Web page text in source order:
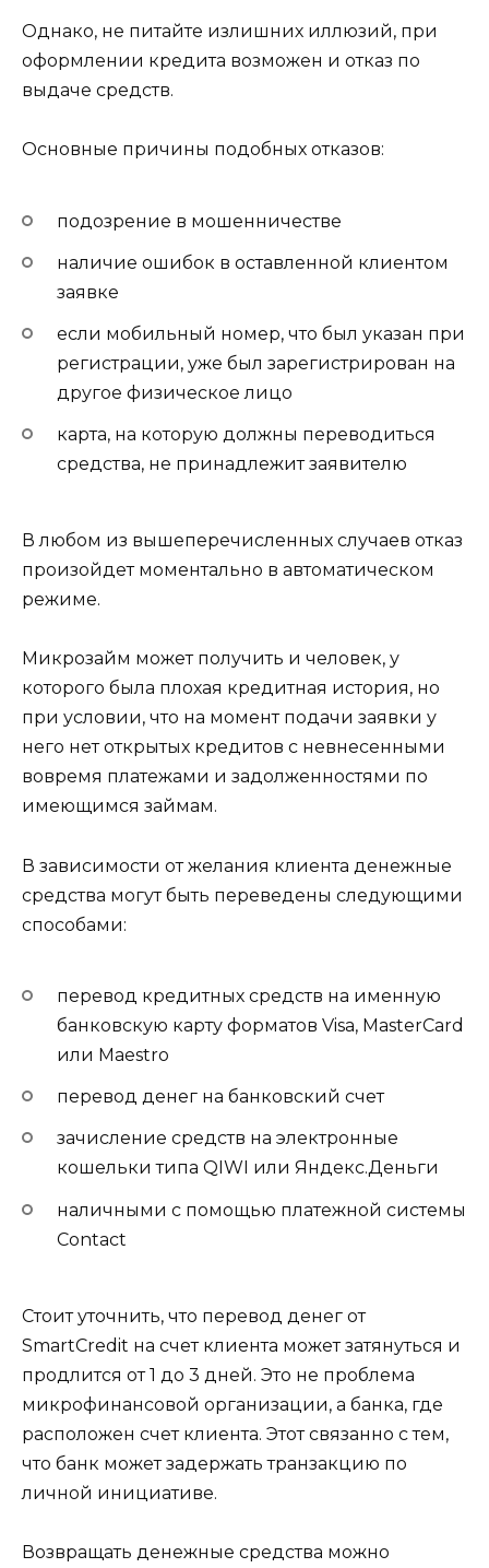
Однако, не питайте излишних иллюзий, при
оформлении кредита возможен и отказ по
выдаче средств.
Основные причины подобных отказов:
подозрение в мошенничестве
наличие ошибок в оставленной клиентом
заявке
если мобильный номер, что был указан при
регистрации, уже был зарегистрирован на
другое физическое лицо
карта, на которую должны переводиться
средства, не принадлежит заявителю
В любом из вышеперечисленных случаев отказ
произойдет моментально в автоматическом
режиме.
Микрозайм может получить и человек, у
которого была плохая кредитная история, но
при условии, что на момент подачи заявки у
него нет открытых кредитов с невнесенными
вовремя платежами и задолженностями по
имеющимся займам.
В зависимости от желания клиента денежные
средства могут быть переведены следующими
способами:
перевод кредитных средств на именную
банковскую карту форматов Visa, MasterCard
или Maestro
перевод денег на банковский счет
зачисление средств на электронные
кошельки типа QIWI или Яндекс.Деньги
наличными с помощью платежной системы
Contact
Стоит уточнить, что перевод денег от
SmartCredit на счет клиента может затянуться и
продлится от 1 до 3 дней. Это не проблема
микрофинансовой организации, а банка, где
расположен счет клиента. Этот связанно с тем,
что банк может задержать транзакцию по
личной инициативе.
Возвращать денежные средства можно